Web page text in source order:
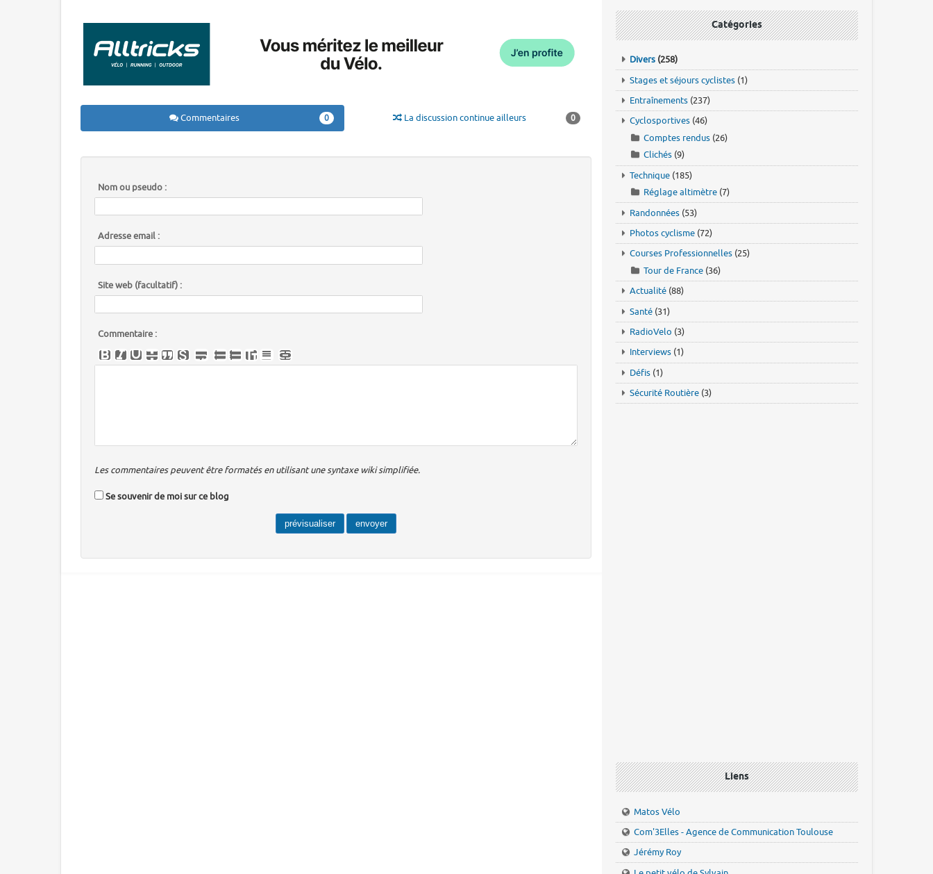
Commentaires 0 La discussion continue ailleurs 0
Nom ou pseudo :
Adresse email :
Site web (facultatif) :
Commentaire :
Les commentaires peuvent être formatés en utilisant une syntaxe wiki simplifiée.
Se souvenir de moi sur ce blog
Catégories
Divers (258)
Stages et séjours cyclistes (1)
Entraînements (237)
Cyclosportives (46)
Comptes rendus (26)
Clichés (9)
Technique (185)
Réglage altimètre (7)
Randonnées (53)
Photos cyclisme (72)
Courses Professionnelles (25)
Tour de France (36)
Actualité (88)
Santé (31)
RadioVelo (3)
Interviews (1)
Défis (1)
Sécurité Routière (3)
Liens
Matos Vélo
Com'3Elles - Agence de Communication Toulouse
Jérémy Roy